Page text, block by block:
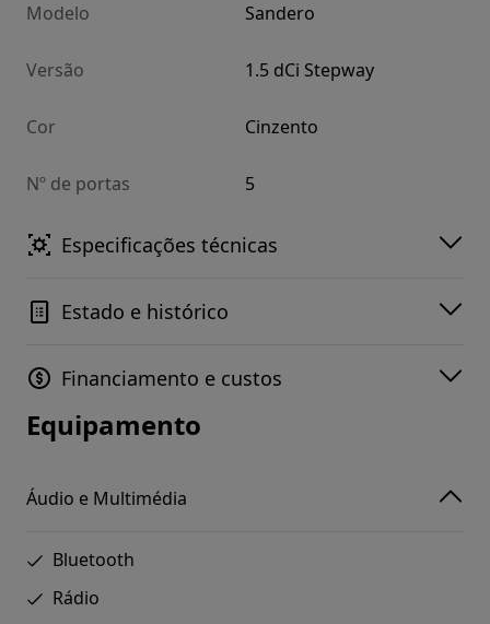
Modelo Sandero
Versão 1.5 dCi Stepway
Cor Cinzento
Nº de portas 5
Especificações técnicas
Estado e histórico
Financiamento e custos
Equipamento
Áudio e Multimédia
Bluetooth
Rádio